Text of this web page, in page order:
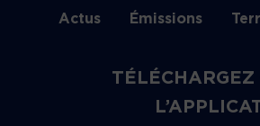
Actus Émissions